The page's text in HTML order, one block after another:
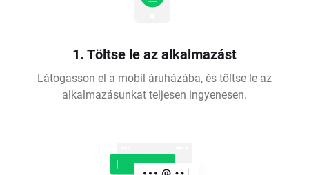
1. Töltse le az alkalmazást
Látogasson el a mobil áruházába, és töltse le az
alkalmazásunkat teljesen ingyenesen.